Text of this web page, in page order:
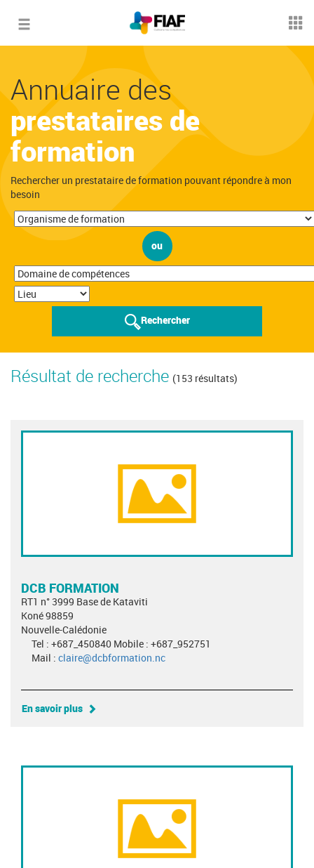
Toggle
Annuaire des
prestataires de
formation
Rechercher un prestataire de formation pouvant répondre à mon
besoin
ou
Rechercher
Résultat de recherche (153 résultats)
DCB FORMATION
RT1 n° 3999 Base de Kataviti
Koné 98859
Nouvelle-Calédonie
Tel : +687_450840 Mobile : +687_952751
Mail : claire@dcbformation.nc
En savoir plus